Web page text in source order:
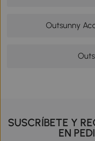
Outsunny
SUSCRÍBETE Y
EN